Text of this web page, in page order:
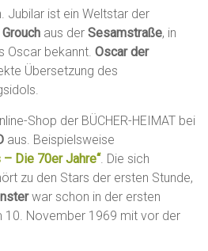
Jubilar ist ein Weltstar der
aus derSesamstraße, in
Oscar bekannt.Oscar der
Übersetzung des
Shop der BÜCHER-HEIMAT bei
aus. Beispielsweise
Die 70er Jahre“. Die sich
zu den Stars der ersten Stunde,
war schon in der ersten
10. November 1969 mit vor der